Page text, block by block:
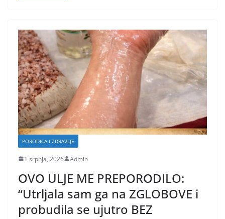
PORODICA I ZDRAVLJE
1 srpnja, 2026 Admin
OVO ULJE ME PREPORODILO:
“Utrljala sam ga na ZGLOBOVE i
probudila se ujutro BEZ